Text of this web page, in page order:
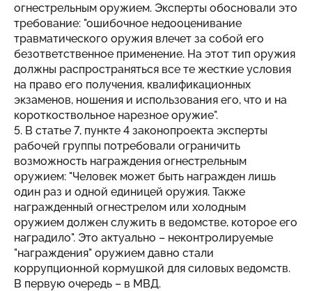
огнестрельным оружием. Эксперты обосновали это
требование: "ошибочное недооценивание
травматического оружия влечет за собой его
безответственное применение. На этот тип оружия
должны распространяться все те жесткие условия
на право его получения, квалификационных
экзаменов, ношения и использования его, что и на
короткоствольное нарезное оружие".
5. В статье 7, пункте 4 законопроекта эксперты
рабочей группы потребовали ограничить
возможность награждения огнестрельным
оружием: "Человек может быть награжден лишь
один раз и одной единицей оружия. Также
награжденный огнестрелом или холодным
оружием должен служить в ведомстве, которое его
наградило". Это актуально – неконтролируемые
"награждения" оружием давно стали
коррупционной кормушкой для силовых ведомств.
В первую очередь – в МВД.